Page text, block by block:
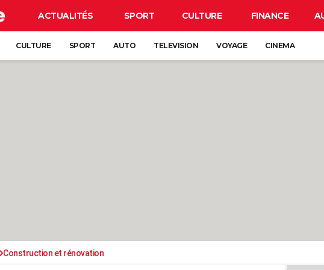
ACTUALITÉS SPORT CULTURE FINANCE
CULTURE SPORT AUTO TELEVISION VOYAGE CINEMA
Construction et rénovation